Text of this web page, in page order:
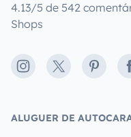
4.13/5 de 542
Shops
Instagram
X
ALUGUER DE